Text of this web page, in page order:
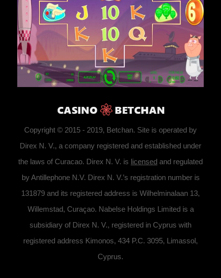
Copyright © 2015 - 2019, Betchan. Site is operated by
Direx N. V., a company registered and established under
the laws of Curacao. Direx N. V. is licensed and regulated
by Antillephone N.V. Direx N. V.’s registration number is
131879 and its registered address is Wilhelminalaan 13,
Willemstad, Curaçao. Nabelse Holdings Limited is a
subsidiary of Direx N. V., registered in Cyprus with
registered address Kimonos, 434 P.C. 3095, Limassol,
Cyprus.